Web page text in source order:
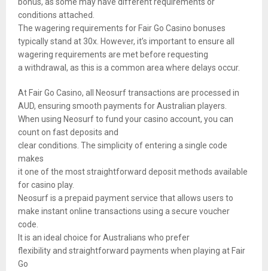
bonus, as some may have different requirements or
conditions attached.
The wagering requirements for Fair Go Casino bonuses
typically stand at 30x. However, it’s important to ensure all
wagering requirements are met before requesting
a withdrawal, as this is a common area where delays occur.
At Fair Go Casino, all Neosurf transactions are processed in
AUD, ensuring smooth payments for Australian players.
When using Neosurf to fund your casino account, you can
count on fast deposits and
clear conditions. The simplicity of entering a single code
makes
it one of the most straightforward deposit methods available
for casino play.
Neosurf is a prepaid payment service that allows users to
make instant online transactions using a secure voucher
code.
It is an ideal choice for Australians who prefer
flexibility and straightforward payments when playing at Fair
Go